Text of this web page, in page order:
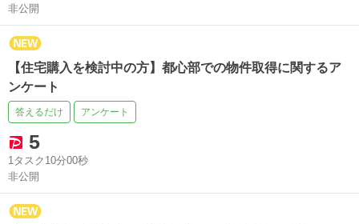
非公開
【住宅購入を検討中の方】都心部での物件取得に関するア
ンケート
答えるだけ アンケート
5
1タスク10分00秒
非公開